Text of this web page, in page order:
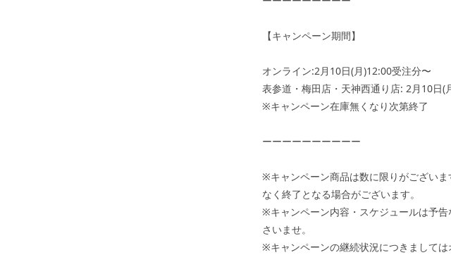
【キャンペーン期間】
オンライン:2月10日(月)12:00受注分〜
表参道・梅田店・天神西通り店: 2月10日(
※キャンペーン在庫無くなり次第終了
ーーーーーーーーーー
※キャンペーン商品は数に限りがござい
なく終了となる場合がございます。
※キャンペーン内容・スケジュールは予
さいませ。
※キャンペーンの継続状況につきましては